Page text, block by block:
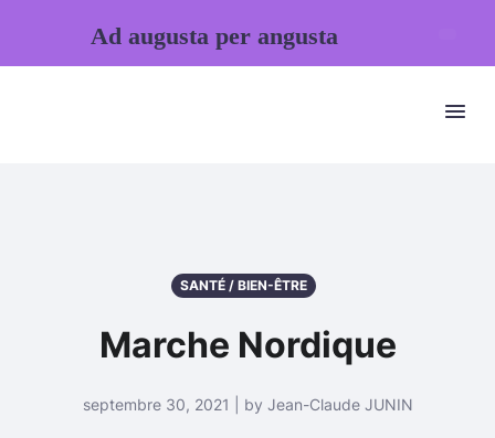
SANTÉ / BIEN-ÊTRE
Marche Nordique
septembre 30, 2021 | by Jean-Claude JUNIN
Ad augusta per angusta